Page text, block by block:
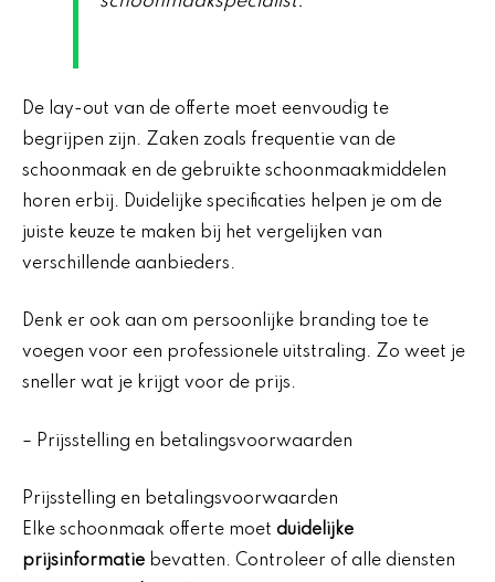
De lay-out van de offerte moet eenvoudig te
begrijpen zijn. Zaken zoals frequentie van de
schoonmaak en de gebruikte schoonmaakmiddelen
horen erbij. Duidelijke specificaties helpen je om de
juiste keuze te maken bij het vergelijken van
verschillende aanbieders.
Denk er ook aan om persoonlijke branding toe te
voegen voor een professionele uitstraling. Zo weet je
sneller wat je krijgt voor de prijs.
– Prijsstelling en betalingsvoorwaarden
Prijsstelling en betalingsvoorwaarden
Elke schoonmaak offerte moet duidelijke
prijsinformatie bevatten. Controleer of alle diensten